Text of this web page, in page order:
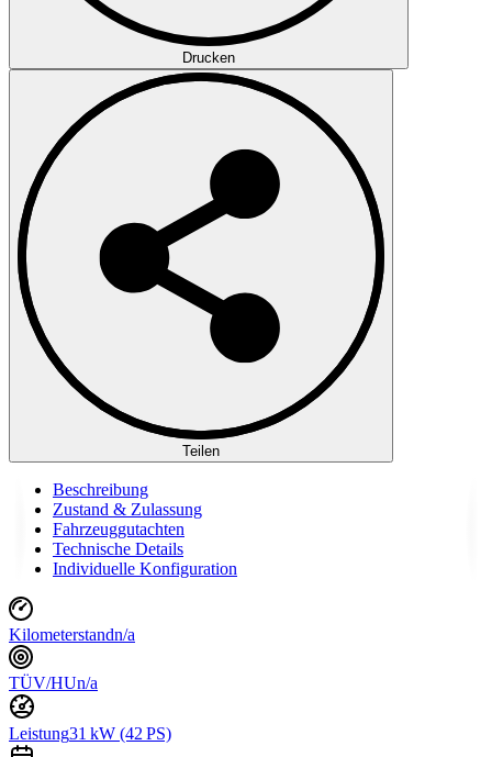
Drucken
Teilen
Beschreibung
Zustand & Zulassung
Fahrzeuggutachten
Technische Details
Individuelle Konfiguration
Kilometerstandn/a
TÜV/HUn/a
Leistung31 kW (42 PS)